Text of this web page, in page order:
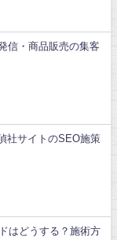
信・商品販売の集客
社サイトのSEO施策
はどうする？施術方